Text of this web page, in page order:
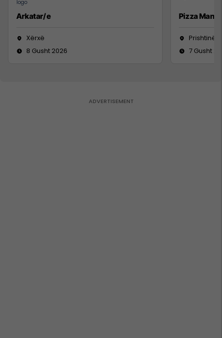
Arkatar/e
Xërxë
8 Gusht 2026
Pizza Man
Prishtinë
7 Gusht